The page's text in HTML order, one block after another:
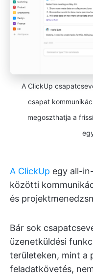
A ClickUp
csapat
megoszthatja a
A ClickUp egy all-
közötti
és
Bár sok
üzenetküldési
területeken, mint a
feladatkövetés,